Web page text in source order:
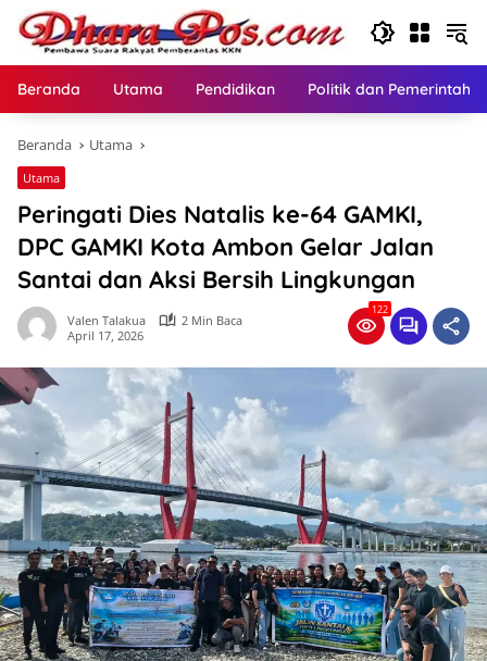
Langsung
konten
Beranda Utama Pendidikan Politik dan
Beranda Utama
Utama
Peringati Dies Natalis ke-64 GAMKI,
DPC GAMKI Kota Ambon Gelar Jalan
Santai dan Aksi Bersih Lingkungan
Valen Talakua
2 Min Baca
April 17, 2026
122